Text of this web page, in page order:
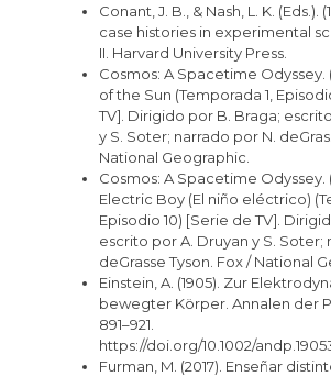
Conant, J. B., & Nash, L. K. (Eds.).
case histories in experimental
II. Harvard University Press.
Cosmos: A Spacetime Odyssey.
of the Sun (Temporada 1,
TV]. Dirigido por B. Braga;
y S. Soter; narrado por N.
National Geographic.
Cosmos: A Spacetime Odyssey.
Electric Boy (El niño eléctrico)
Episodio 10) [Serie de TV].
escrito por A. Druyan y S. Soter;
deGrasse Tyson. Fox / National
Einstein, A. (1905). Zur
bewegter Körper. Annalen der
891–921.
https://doi.org/10.1002/
Furman, M. (2017). Enseñar